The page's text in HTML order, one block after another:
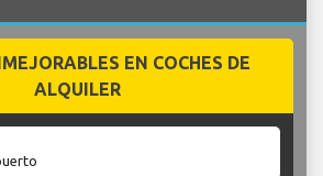
EN COCHES DE
ALQUILER